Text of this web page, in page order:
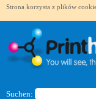
Strona korzysta z plików
Suchen: